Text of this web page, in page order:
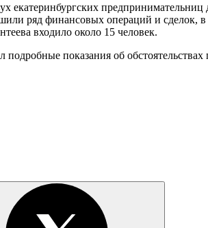
екатеринбургских
ряд финансовых операций и сделок, в
входило около 15 человек.
показания об